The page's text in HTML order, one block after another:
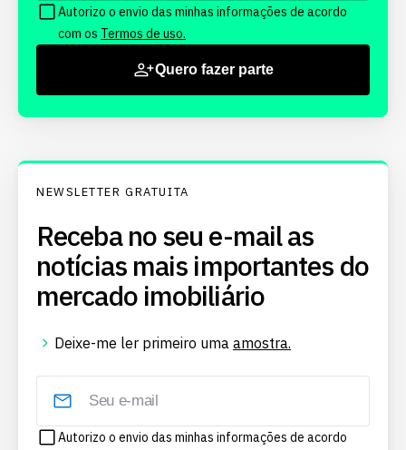
Autorizo o envio das minhas informações de acordo
com os Termos de uso.
Quero fazer parte
NEWSLETTER GRATUITA
Receba no seu e-mail as
notícias mais importantes do
mercado imobiliário
Deixe-me ler primeiro uma amostra.
Autorizo o envio das minhas informações de acordo